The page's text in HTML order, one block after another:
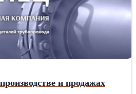
и продажах